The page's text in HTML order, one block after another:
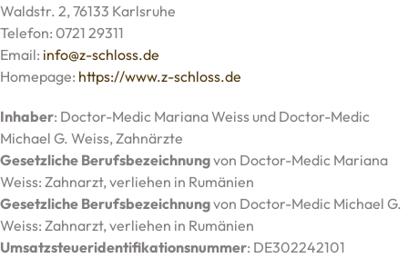
Waldstr. 2, 76133 Karlsruhe
Telefon: 0721 29311
Email: info@z-schloss.de
Homepage: https://www.z-schloss.de
Inhaber: Doctor-Medic Mariana Weiss und Doctor-Medic
Michael G. Weiss, Zahnärzte
Gesetzliche Berufsbezeichnungvon Doctor-Medic Mariana
Weiss: Zahnarzt, verliehen in Rumänien
Gesetzliche Berufsbezeichnungvon Doctor-Medic Michael G.
Weiss: Zahnarzt, verliehen in Rumänien
Umsatzsteueridentifikationsnummer: DE302242101